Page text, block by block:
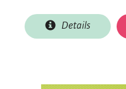
Details